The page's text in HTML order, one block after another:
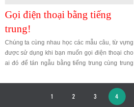
Gọi điện thoại bằng tiếng
trung!
Chúng ta cùng nhau học các mẫu câu, từ vựng
được sử dụng khi bạn muốn gọi điện thoại cho
ai đó để tán ngẫu bằng tiếng trung cùng trung
bạn học thật tốt tiếng trung giao tiếp với các tình
1 2 3 4